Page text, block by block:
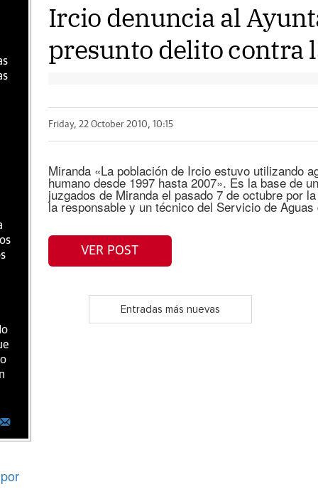
Ircio denuncia al
presunto delito contra
Friday, 22 October 2010, 10:15
Miranda «La población de Ircio estuvo utilizando
humano desde 1997 hasta 2007». Es la base de
juzgados de Miranda el pasado 7 de octubre por
la responsable y un técnico del Servicio de
VER POST
Entradas más nuevas